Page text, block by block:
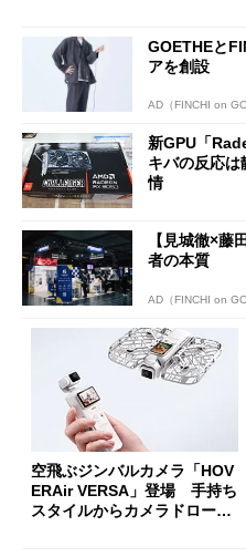
GOETHEと
アを創設
AD（FINCHI on
新GPU「
キバの反応
情
【見城徹×藤
者の本質
AD（FINCHI on
空飛ぶジンバルカメラ「HOV
ERAir VERSA」登場 手持ち
スタイルからカメラドローン